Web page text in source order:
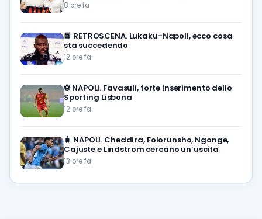
8 ore fa
📘 RETROSCENA. Lukaku-Napoli, ecco cosa
sta succedendo
12 ore fa
⚽️ NAPOLI. Favasuli, forte inserimento dello
Sporting Lisbona
12 ore fa
🧳 NAPOLI. Cheddira, Folorunsho, Ngonge,
Cajuste e Lindstrom cercano un’uscita
13 ore fa